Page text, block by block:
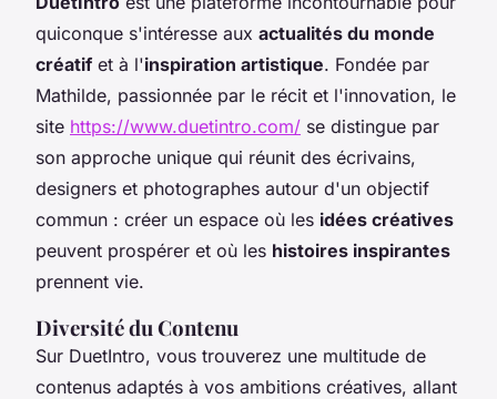
quiconque s'intéresse aux actualités du monde
créatif et à l'inspiration artistique. Fondée par
Mathilde, passionnée par le récit et l'innovation, le
site https://www.duetintro.com/ se distingue par
son approche unique qui réunit des écrivains,
designers et photographes autour d'un objectif
commun : créer un espace où les idées créatives
peuvent prospérer et où les histoires inspirantes
prennent vie.
Diversité du Contenu
Sur DuetIntro, vous trouverez une multitude de
contenus adaptés à vos ambitions créatives, allant